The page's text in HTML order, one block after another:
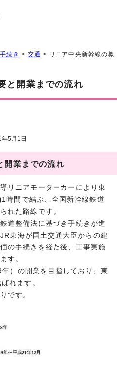
続き > 交通 > リニア中央新幹線の概
と開業までの流れ
5月1日
開業までの流れ
リニアモーターカーにより東
時間で結ぶ、全国新幹線鉄道
れた路線です。
道整備法に基づき手続きが進
東海が国土交通大臣からの建
の手続きを経た後、工事実施
す。
）の開業を目指しており、東
れます。
です。